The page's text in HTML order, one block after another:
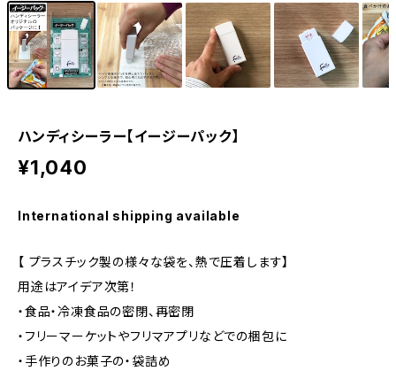
ハンディシーラー【イージーパック】
¥1,040
International shipping available
【 プラスチック製の様々な袋を、熱で圧着します】
用途はアイデア次第！
・食品・冷凍食品の密閉、再密閉
・フリーマーケットやフリマアプリなどでの梱包に
・手作りのお菓子の・袋詰め